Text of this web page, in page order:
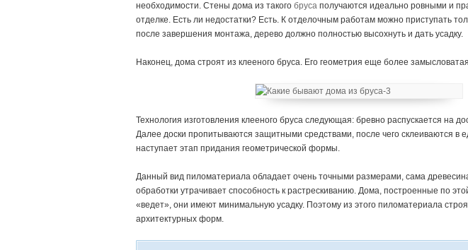
необходимости. Стены дома из такого бруса получаются идеально ровными и
отделке. Есть ли недостатки? Есть. К отделочным работам можно приступать
после завершения монтажа, дерево должно полностью высохнуть и дать усадку.
Наконец, дома строят из клееного бруса. Его геометрия еще более
Технология изготовления клееного бруса следующая: бревно распускается на
Далее доски пропитываются защитными средствами, после чего склеиваются в
наступает этап придания геометрической формы.
Данный вид пиломатериала обладает очень точными размерами, сама
обработки утрачивает способность к растрескиванию. Дома, построенные по
«ведет», они имеют минимальную усадку. Поэтому из этого пиломатериала
архитектурных форм.